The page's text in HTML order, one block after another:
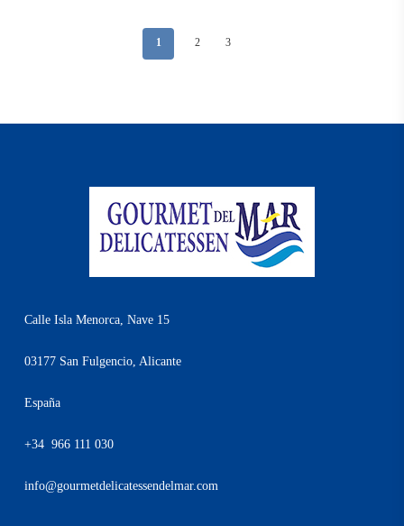
1 2 3
Calle Isla Menorca, Nave 15
03177 San Fulgencio, Alicante
España
+34 966 111 030
info@gourmetdelicatessendelmar.com